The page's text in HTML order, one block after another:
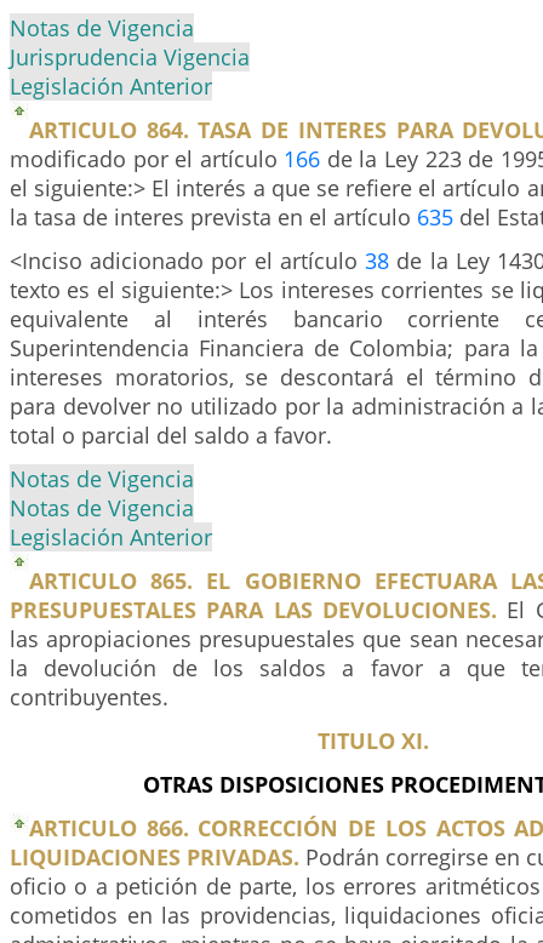
Notas de Vigencia
Jurisprudencia Vigencia
Legislación Anterior
ARTICULO 864. TASA DE INTERES PARA
modificado por el artículo 166 de la Ley 223 de
el siguiente:> El interés a que se refiere el artículo
la tasa de interes prevista en el artículo 635 del
<Inciso adicionado por el artículo38 de la Ley
texto es el siguiente:> Los intereses corrientes se
equivalente al interés bancario corriente
Superintendencia Financiera de Colombia; para
intereses moratorios, se descontará el término
para devolver no utilizado por la administración a
total o parcial del saldo a favor.
Notas de Vigencia
Notas de Vigencia
Legislación Anterior
ARTICULO 865. EL GOBIERNO EFECTUARA
PRESUPUESTALES PARA LAS DEVOLUCIONES. El
las apropiaciones presupuestales que sean
la devolución de los saldos a favor a que
contribuyentes.
TITULO XI.
OTRAS DISPOSICIONES
ARTICULO 866. CORRECCIÓN DE LOS ACTOS
LIQUIDACIONES PRIVADAS. Podrán corregirse en
oficio o a petición de parte, los errores
cometidos en las providencias, liquidaciones